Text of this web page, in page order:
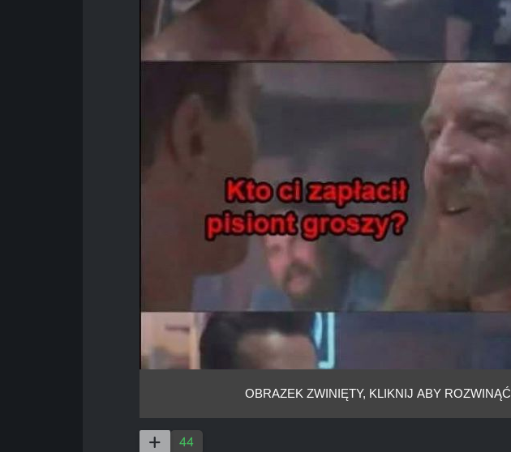
OBRAZEK ZWINIĘTY, KLIKNIJ ABY ROZWINĄĆ
44